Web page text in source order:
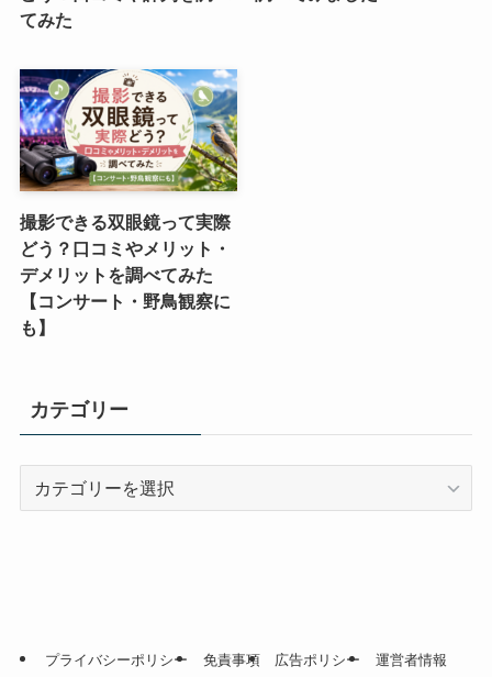
てみた
撮影できる双眼鏡って実際
どう？口コミやメリット・
デメリットを調べてみた
【コンサート・野鳥観察に
も】
カテゴリー
プライバシーポリシー 免責事項 広告ポリシー 運営者情報